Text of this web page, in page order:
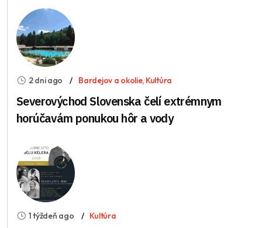
2 dni ago Bardejov a okolie, Kultúra
Severovýchod Slovenska čelí extrémnym
horúčavám ponukou hôr a vody
1 týždeň ago Kultúra